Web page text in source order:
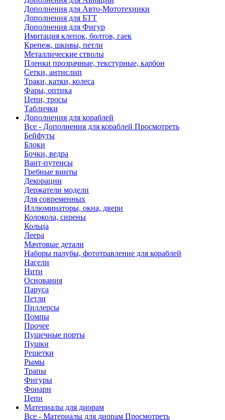
Дополнения для Авто-Мототехники
Дополнения для БТТ
Дополнения для Фигур
Имитация клепок, болтов, гаек
Крепеж, шкивы, петли
Металлические стволы
Пленки прозрачные, текстурные, карбон
Сетки, антислип
Траки, катки, колеса
Фары, оптика
Цепи, тросы
Таблички
Дополнения для кораблей
Все - Дополнения для кораблей Просмотреть
Бейфуты
Блоки
Бочки, ведра
Вант-путенсы
Гребные винты
Декорации
Держатели модели
Для современных
Иллюминаторы, окна, двери
Колокола, сирены
Кольца
Леера
Мачтовые детали
Наборы палубы, фототравление для кораблей
Нагели
Нити
Основания
Паруса
Петли
Пиллерсы
Помпы
Прочее
Пушечные порты
Пушки
Решетки
Рымы
Трапы
Фигуры
Фонари
Цепи
Материалы для диорам
Все - Материалы для диорам Просмотреть